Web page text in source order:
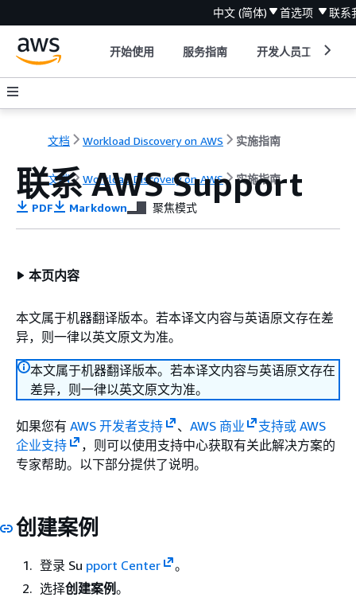
中文 (简体) 首选项 联系
开始使用 服务指南 开发人员工具
文档 Workload Discovery on AWS 实施指南
文档 Workload Discovery on AWS 实施指南
联系 AWS Support
PDF Markdown 聚焦模式
本页内容
本文属于机器翻译版本。若本译文内容与英语原文存在差
异，则一律以英文原文为准。
本文属于机器翻译版本。若本译文内容与英语原文存在
差异，则一律以英文原文为准。
如果您有 AWS 开发者支持 、 AWS 商业
支持或 AWS
企业支持
，则可以使用支持中心获取有关此解决方案的
专家帮助。以下部分提供了说明。
创建案例
登录 Su pport Center
。
选择创建案例。